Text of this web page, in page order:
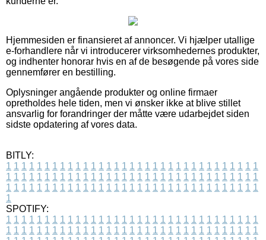
Hjemmesiden er finansieret af annoncer. Vi hjælper utallige
e-forhandlere når vi introducerer virksomhedernes produkter,
og indhenter honorar hvis en af de besøgende på vores side
gennemfører en bestilling.
Oplysninger angående produkter og online firmaer
opretholdes hele tiden, men vi ønsker ikke at blive stillet
ansvarlig for forandringer der måtte være udarbejdet siden
sidste opdatering af vores data.
BITLY:
1 1 1 1 1 1 1 1 1 1 1 1 1 1 1 1 1 1 1 1 1 1 1 1 1 1 1 1 1 1 1 1 1
1 1 1 1 1 1 1 1 1 1 1 1 1 1 1 1 1 1 1 1 1 1 1 1 1 1 1 1 1 1 1 1 1
1 1 1 1 1 1 1 1 1 1 1 1 1 1 1 1 1 1 1 1 1 1 1 1 1 1 1 1 1 1 1 1 1
1
SPOTIFY:
1 1 1 1 1 1 1 1 1 1 1 1 1 1 1 1 1 1 1 1 1 1 1 1 1 1 1 1 1 1 1 1 1
1 1 1 1 1 1 1 1 1 1 1 1 1 1 1 1 1 1 1 1 1 1 1 1 1 1 1 1 1 1 1 1 1